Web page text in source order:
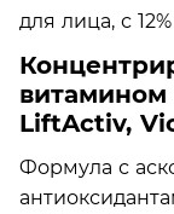
LiftActiv,
Формула с